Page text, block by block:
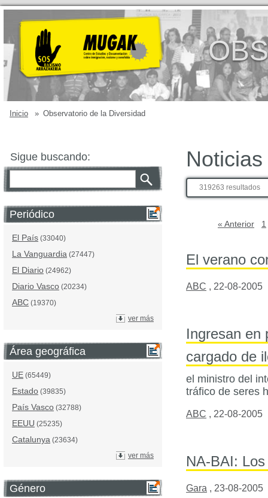
Inicio » Observatorio de la Diversidad
Sigue buscando:
Periódico
El País (33040)
La Vanguardia (27447)
El Diario (24962)
Diario Vasco (20234)
ABC (19370)
ver más
Área geográfica
UE (65449)
Estado (39835)
País Vasco (32788)
EEUU (25235)
Catalunya (23634)
ver más
Género
Noticias
319263 resultados
« Anterior 1
El verano
ABC , 22-08-2005
Ingresan en
cargado de
el ministro del
tráfico de seres
ABC , 22-08-2005
NA-BAI:
Gara , 23-08-2005